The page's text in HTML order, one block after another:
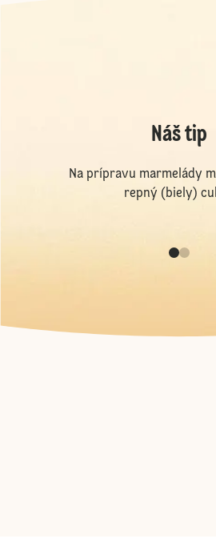
Náš tip
Na prípravu marmelády
repný (biely)